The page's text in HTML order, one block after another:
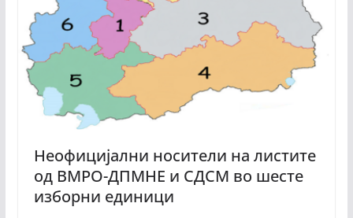
Неофицијални носители на листите
од ВМРО-ДПМНЕ и СДСМ во шесте
изборни единици